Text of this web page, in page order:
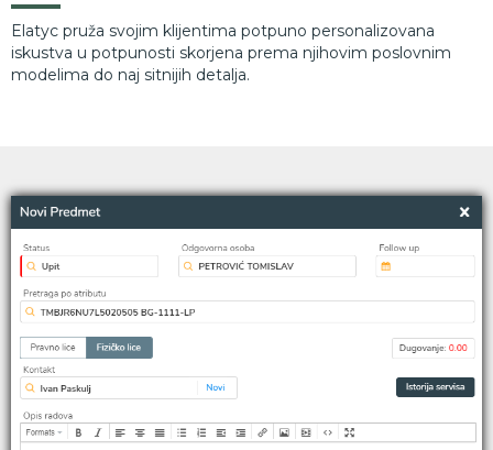
Elatyc pruža svojim klijentima potpuno personalizovana
iskustva u potpunosti skorjena prema njihovim poslovnim
modelima do naj sitnijih detalja.